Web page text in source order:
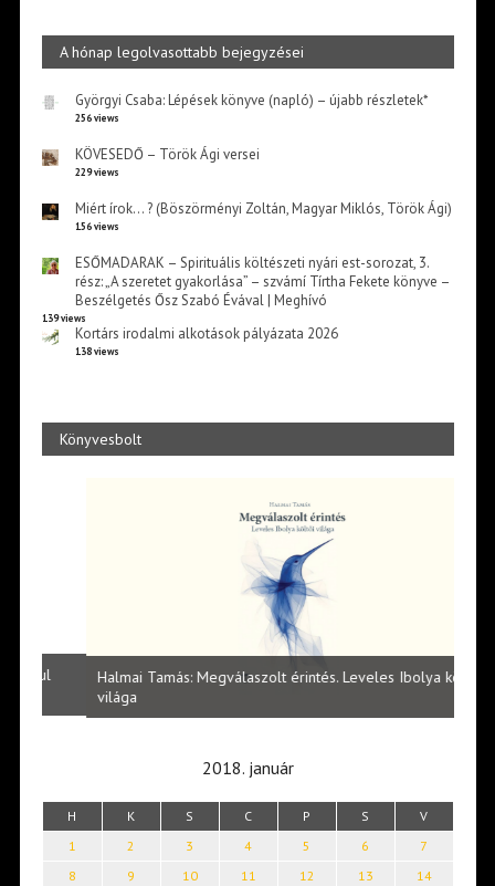
A hónap legolvasottabb bejegyzései
Györgyi Csaba: Lépések könyve (napló) – újabb részletek*
256 views
KÖVESEDŐ – Török Ági versei
229 views
Miért írok… ? (Böszörményi Zoltán, Magyar Miklós, Török Ági)
156 views
ESŐMADARAK – Spirituális költészeti nyári est-sorozat, 3.
rész: „A szeretet gyakorlása” – szvámí Tírtha Fekete könyve –
Beszélgetés Ősz Szabó Évával | Meghívó
139 views
Kortárs irodalmi alkotások pályázata 2026
138 views
Könyvesbolt
Halmai Tamás: Megválaszolt érintés. Leveles Ibolya költői
2018. január
H K S C P S V
1 2 3 4 5 6
7
8
9 10 11 12 13
14